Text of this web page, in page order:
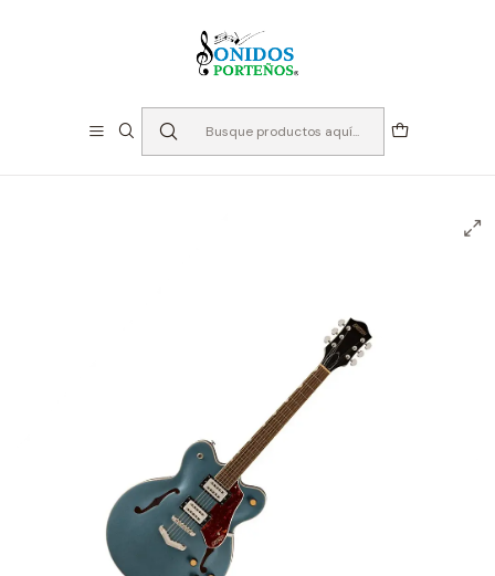
Instrumentos de Cuerda
Guitarra Eléctrica Semi Hollow - Gretsch G2622
Gunmetal